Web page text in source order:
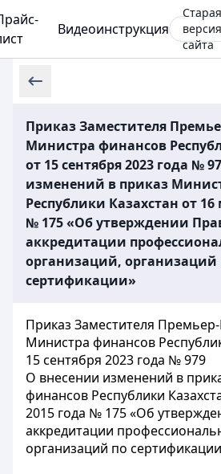
Видеоинструкция
Старая
версия
сайта
Приказ Заместителя
Министра финансов
от 15 сентября 2023 года №
изменений в приказ
Республики Казахстан от 16
№ 175 «Об утверждении
аккредитации
организаций, организаций
сертификации»
Приказ Заместителя
Министра финансов
15 сентября 2023 года № 979
О внесении изменений в
финансов Республики
2015 года № 175 «Об
аккредитации
организаций по